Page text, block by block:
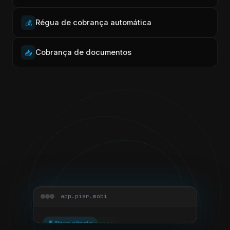
💰 Régua de cobrança automática
📥 Cobrança de documentos
app.pier.mobi
👤 Novo cliente